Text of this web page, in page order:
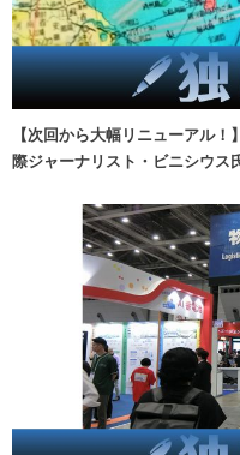
【次回から大幅リニューアル
際ジャーナリスト・ビニシウス